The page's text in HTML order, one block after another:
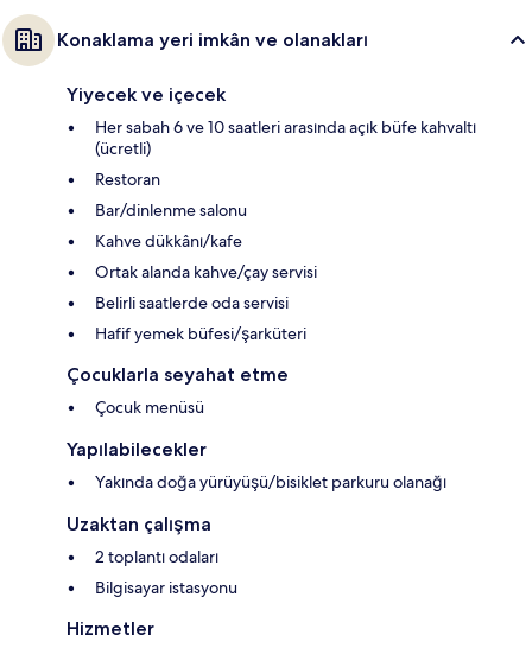
Konaklama yeri imkân ve olanakları
Yiyecek ve içecek
Her sabah 6 ve 10 saatleri arasında açık büfe kahvaltı
(ücretli)
Restoran
Bar/dinlenme salonu
Kahve dükkânı/kafe
Ortak alanda kahve/çay servisi
Belirli saatlerde oda servisi
Hafif yemek büfesi/şarküteri
Çocuklarla seyahat etme
Çocuk menüsü
Yapılabilecekler
Yakında doğa yürüyüşü/bisiklet parkuru olanağı
Uzaktan çalışma
2 toplantı odaları
Bilgisayar istasyonu
Hizmetler